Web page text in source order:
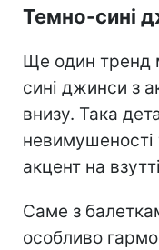
Темно-сині
Ще один тренд
сині джинси з
внизу. Така
невимушеності
акцент на
Саме з
особливо